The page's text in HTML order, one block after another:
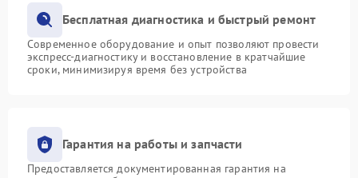
Бесплатная диагностика и быстрый ремонт
Современное оборудование и опыт позволяют провести
экспресс-диагностику и восстановление в кратчайшие
сроки, минимизируя время без устройства
Гарантия на работы и запчасти
Предоставляется документированная гарантия на